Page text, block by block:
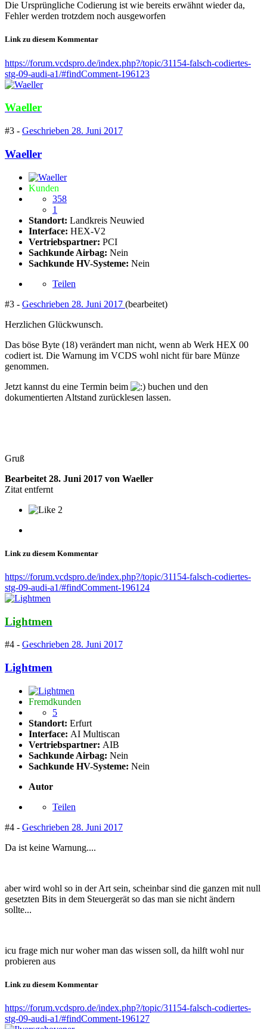
Die Ursprüngliche Codierung ist wie bereits erwähnt wieder da,
Fehler werden trotzdem noch ausgeworfen
Link zu diesem Kommentar
https://forum.vcdspro.de/index.php?/topic/31154-falsch-codiertes-
stg-09-audi-a1/#findComment-196123
Waeller
#3 - Geschrieben 28. Juni 2017
Waeller
Kunden
358
1
Standort: Landkreis Neuwied
Interface: HEX-V2
Vertriebspartner: PCI
Sachkunde Airbag: Nein
Sachkunde HV-Systeme: Nein
Teilen
#3 - Geschrieben 28. Juni 2017 (bearbeitet)
Herzlichen Glückwunsch.
Das böse Byte (18) verändert man nicht, wenn ab Werk HEX 00
codiert ist. Die Warnung im VCDS wohl nicht für bare Münze
genommen.
Jetzt kannst du eine Termin beim
buchen und den
dokumentierten Altstand zurücklesen lassen.
Gruß
Bearbeitet 28. Juni 2017 von Waeller
Zitat entfernt
2
Link zu diesem Kommentar
https://forum.vcdspro.de/index.php?/topic/31154-falsch-codiertes-
stg-09-audi-a1/#findComment-196124
Lightmen
#4 - Geschrieben 28. Juni 2017
Lightmen
Fremdkunden
5
Standort: Erfurt
Interface: AI Multiscan
Vertriebspartner: AIB
Sachkunde Airbag: Nein
Sachkunde HV-Systeme: Nein
Autor
Teilen
#4 - Geschrieben 28. Juni 2017
Da ist keine Warnung....
aber wird wohl so in der Art sein, scheinbar sind die ganzen mit null
gesetzten Bits in dem Steuergerät so das man sie nicht ändern
sollte...
icu frage mich nur woher man das wissen soll, da hilft wohl nur
probieren aus
Link zu diesem Kommentar
https://forum.vcdspro.de/index.php?/topic/31154-falsch-codiertes-
stg-09-audi-a1/#findComment-196127